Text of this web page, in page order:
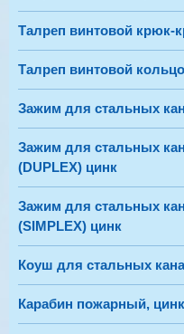
Талреп винтовой крюк-
Талреп винтовой
Зажим для стальных
Зажим для стальных
(DUPLEX) цинк
Зажим для стальных
(SIMPLEX) цинк
Коуш для стальных
Карабин пожарный, цинк
3
-
Цепь сварная
10мм Цепь сварная
4
В